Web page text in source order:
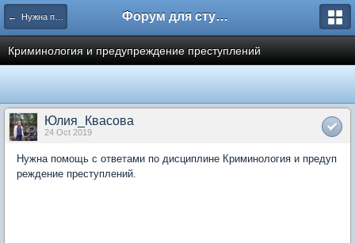
← Нужна помощь Форум для студента СГА
Криминология и предупреждение преступлений
Юлия_Квасова
24 Oct 2019
Нужна помощь с ответами по дисциплине Криминология и предуп
реждение преступлений.